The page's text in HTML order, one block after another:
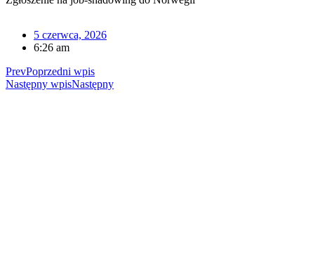
5 czerwca, 2026
6:26 am
PrevPoprzedni wpis
Następny wpisNastępny